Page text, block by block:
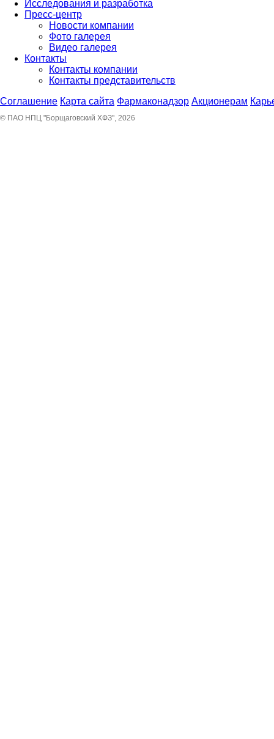
Исследования и разработка
Пресс-центр
Новости компании
Фото галерея
Видео галерея
Контакты
Контакты компании
Контакты представительств
Соглашение Карта сайта Фармаконадзор Акционерам
© ПАО НПЦ "Борщаговский ХФЗ", 2026